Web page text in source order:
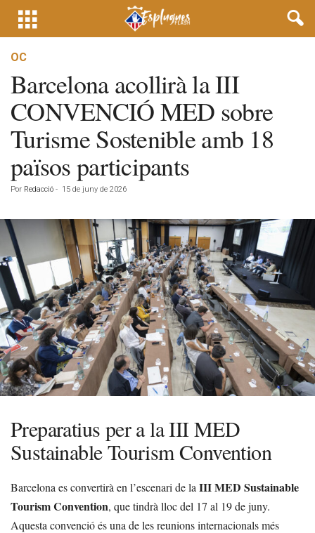
OC
Barcelona acollirà la III
CONVENCIÓ MED sobre
Turisme Sostenible amb 18
països participants
Por Redacció - 15 de juny de 2026
Preparatius per a la III MED
Sustainable Tourism Convention
Barcelona es convertirà en l’escenari de la III MED Sustainable
Tourism Convention, que tindrà lloc del 17 al 19 de juny.
Aquesta convenció és una de les reunions internacionals més